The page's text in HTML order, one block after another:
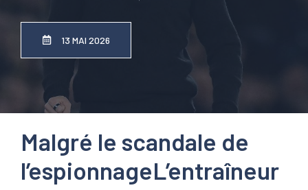
13 MAI 2026
Malgré le scandale de
l’espionnageL’entraîneur